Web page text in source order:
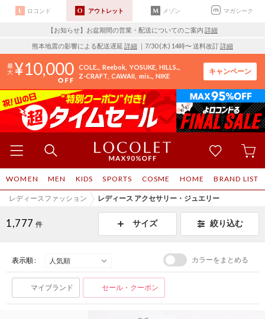
ロコンド アウトレット メゾン マガシーク
【お知らせ】お盆期間の営業・配送についてのご案内 詳細
熊本地震の影響による配送遅延 詳細 ｜7/30 (木) 14時〜 送料改訂詳細
10,000 COLE.. Reebok YOSUKE HILLS..
Z-CRAFT CAWAII mis.. NIKE
キャンペーン
WOMEN MEN KIDS SPORTS COSME HOME BRAND LIST
レディースファッション レディース アクセサリー・ジュエリー
1,777 件 サイズ 絞り込む
表示順 : カラーをまとめる
マイブランド セール・クーポン